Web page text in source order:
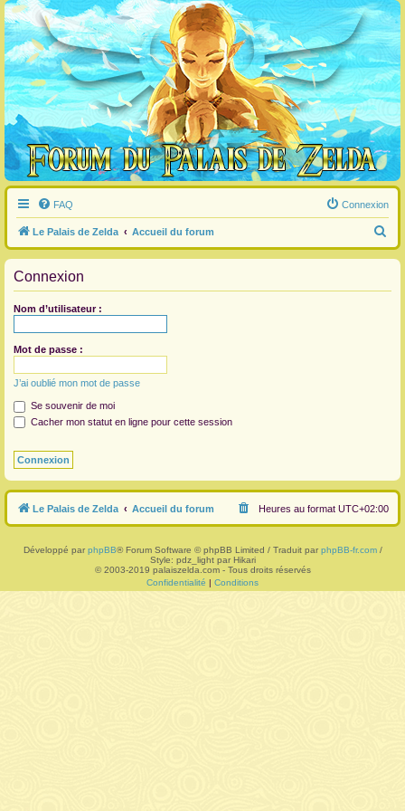
FAQ Connexion
Le Palais de Zelda Accueil du forum
e
Connexion
Nom d’utilisateur :
Mot de passe :
J’ai oublié mon mot de passe
Se souvenir de moi
Cacher mon statut en ligne pour cette session
Le Palais de Zelda Accueil du forum Heures au format UTC+02:00
Développé par phpBB® Forum Software © phpBB Limited / Traduit par phpBB-fr.com/
Style: pdz_light par Hikari
© 2003-2019 palaiszelda.com - Tous droits réservés
Confidentialité | Conditions